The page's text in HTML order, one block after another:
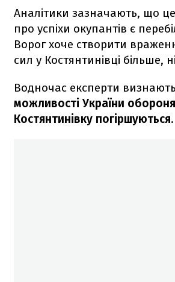
Аналітики зазначають, що
про успіхи окупантів є
Ворог хоче створити
сил у Костянтинівці більше,
Водночас експерти
можливості України
Костянтинівку погіршуються.